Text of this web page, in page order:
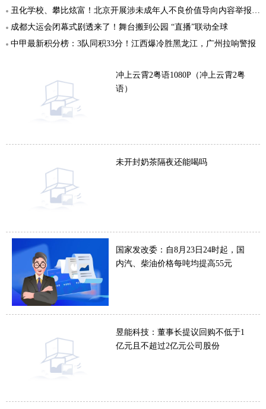
丑化学校、攀比炫富！北京开展涉未成年人不良价值导向内容举报行动
成都大运会闭幕式剧透来了！舞台搬到公园 “直播”联动全球
中甲最新积分榜：3队同积33分！江西爆冷胜黑龙江，广州拉响警报
冲上云霄2粤语1080P（冲上云霄2粤
语）
未开封奶茶隔夜还能喝吗
国家发改委：自8月23日24时起，国
内汽、柴油价格每吨均提高55元
昱能科技：董事长提议回购不低于1
亿元且不超过2亿元公司股份